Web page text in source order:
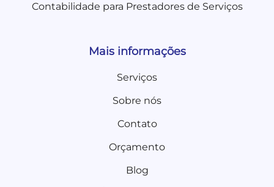
Contabilidade para Prestadores de Serviços
Mais informações
Serviços
Sobre nós
Contato
Orçamento
Blog